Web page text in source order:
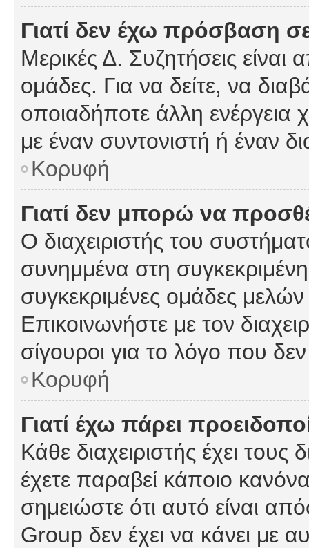
Γιατί δεν έχω πρόσβαση
Μερικές Δ. Συζητήσεις είναι
ομάδες. Για να δείτε, να
οποιαδήποτε άλλη ενέργεια
με έναν συντονιστή ή έναν
Κορυφή
Γιατί δεν μπορώ να
Ο διαχειριστής του
συνημμένα στη
συγκεκριμένες ομάδες
Επικοινωνήστε με τον
σίγουροι για το λόγο που
Κορυφή
Γιατί έχω πάρει
Κάθε διαχειριστής έχει
έχετε παραβεί κάποιο
σημειώστε ότι αυτό είναι
Group δεν έχει να κάνει με